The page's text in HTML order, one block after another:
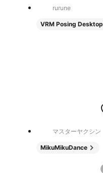
rurune
VRM Posing Desktop
マスターヤクシン
MikuMikuDance